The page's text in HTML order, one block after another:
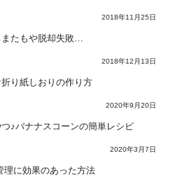
2018年11月25日
たもや脱却失敗…
2018年12月13日
り紙しおりの作り方
2020年9月20日
♪バナナスコーンの簡単レシピ
2020年3月7日
理に効果のあった方法